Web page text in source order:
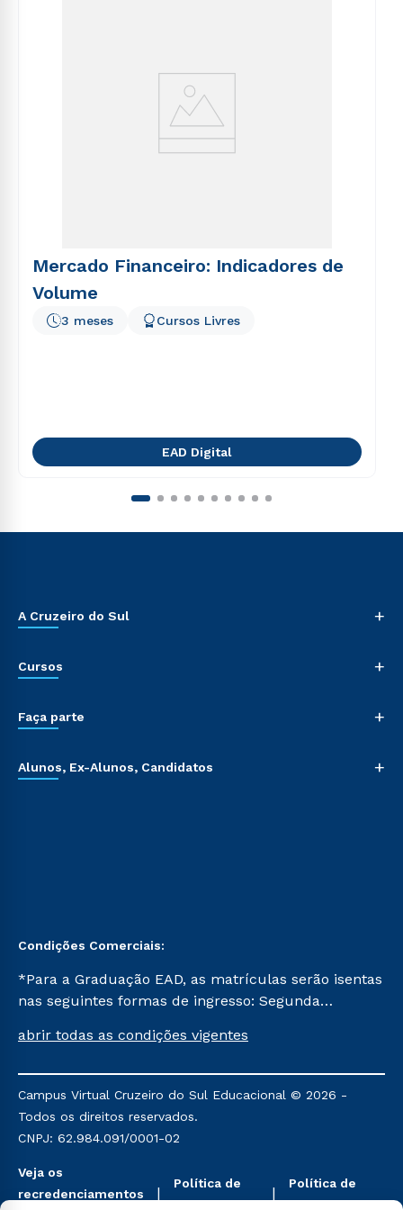
Mercado Financeiro: Indicadores de
Volume
3 meses Cursos Livres
EAD Digital
A Cruzeiro do Sul +
Cursos +
Faça parte +
Alunos, Ex-Alunos, Candidatos +
Condições Comerciais:
*Para a Graduação EAD, as matrículas serão isentas
nas seguintes formas de ingresso: Segunda
Já para as demais, a taxa de matrícula será de R$
mencionadas são referentes aos cursos: Ensino
Religioso, Geografia para a Docência e Metodologia
do Ensino de História: Questões Atuais.
abrir todas as condições vigentes
Campus Virtual Cruzeiro do Sul Educacional © 2026 -
Todos os direitos reservados.
CNPJ: 62.984.091/0001-02
Veja os
recredenciamentos
Política de
Privacidade
Política de
Cookies